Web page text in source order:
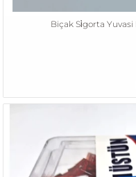
Biçak Si̇gorta Yuvasi